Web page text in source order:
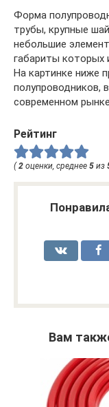
Форма
трубы, крупные
небольшие
габариты которых
На картинке ниже
полупроводников,
современном рынке.
Рейтинг
( 2 оценки, среднее 5 из
Вам